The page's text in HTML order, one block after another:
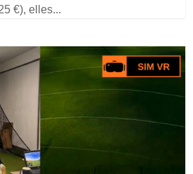
€), elles...